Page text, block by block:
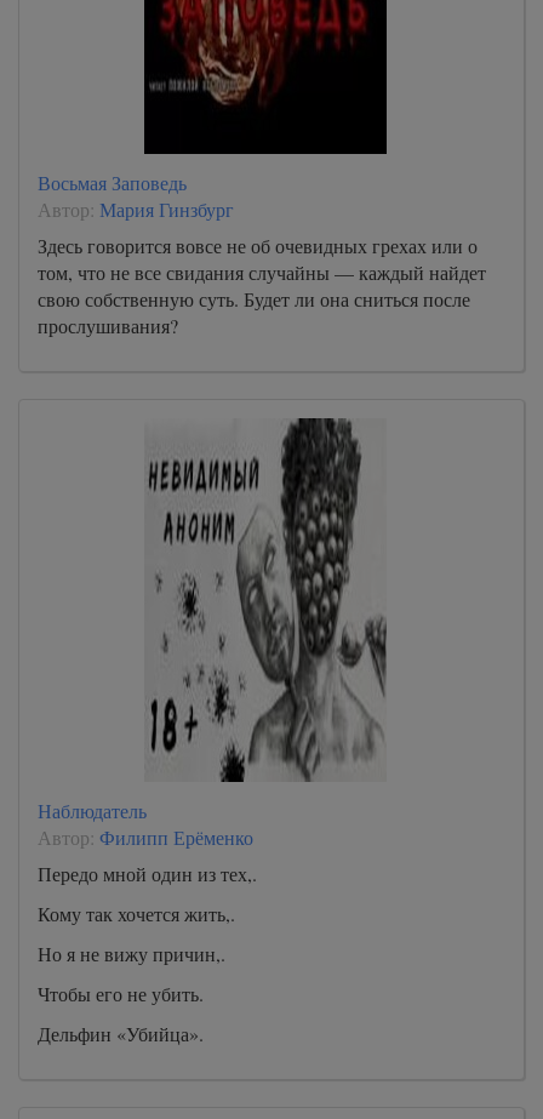
Восьмая Заповедь
Автор: Мария Гинзбург
Здесь говорится вовсе не об очевидных грехах или о
том, что не все свидания случайны — каждый найдет
свою собственную суть. Будет ли она сниться после
прослушивания?
Наблюдатель
Автор: Филипп Ерёменко
Передо мной один из тех,.
Кому так хочется жить,.
Но я не вижу причин,.
Чтобы его не убить.
Дельфин «Убийца».